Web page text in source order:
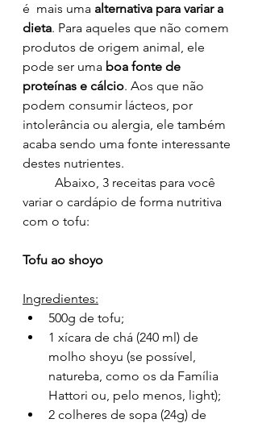
é  mais uma alternativa para variar a
dieta. Para aqueles que não comem
produtos de origem animal, ele
pode ser uma boa fonte de
proteínas e cálcio. Aos que não
podem consumir lácteos, por
intolerância ou alergia, ele também
acaba sendo uma fonte interessante
destes nutrientes.
variar o cardápio de forma nutritiva
com o tofu:
Tofu ao shoyo
Ingredientes:
500g de tofu;
1 xícara de chá (240 ml) de
molho shoyu (se possível,
natureba, como os da Família
Hattori ou, pelo menos, light);
2 colheres de sopa (24g) de